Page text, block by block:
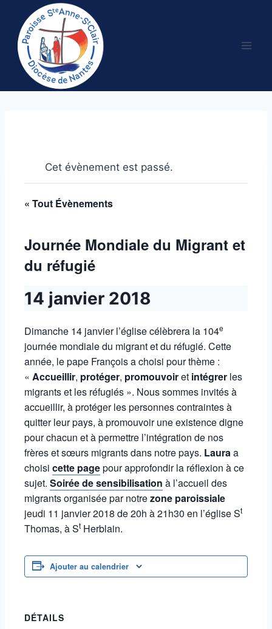
contenu
Cet évènement est passé.
« Tout Évènements
Journée Mondiale du Migrant et
du réfugié
14 janvier 2018
Dimanche 14 janvier l’église célèbrera la 104e
journée mondiale du migrant et du réfugié. Cette
année, le pape François a choisi pour thème :
« Accueillir, protéger, promouvoiret intégrer les
migrants et les réfugiés ». Nous sommes invités à
accueillir, à protéger les personnes contraintes à
quitter leur pays, à promouvoir une existence digne
pour chacun et à permettre l’intégration de nos
frères et sœurs migrants dans notre pays. Lauraa
choisi cette pagepour approfondir la réflexion à ce
sujet. Soirée de sensibilisation à l’accueil des
migrants organisée par notrezone paroissiale
jeudi 11 janvier 2018 de 20h à 21h30 en l’église St
Thomas, à St Herblain.
Ajouter au calendrier
DÉTAILS